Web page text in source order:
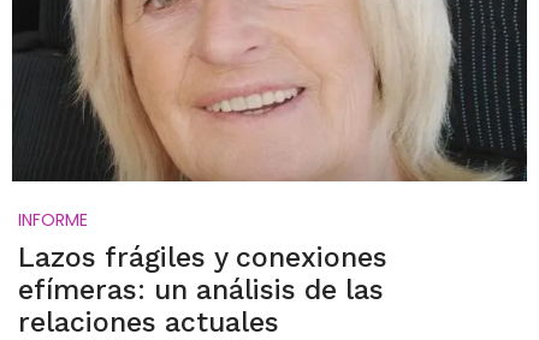
INFORME
Lazos frágiles y conexiones
efímeras: un análisis de las
relaciones actuales